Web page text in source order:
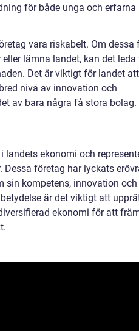
för både unga och erfarna
vara riskabelt. Om dessa
lämna landet, kan det
Det är viktigt för landet att
nivå av innovation och
av bara några få stora bolag.
landets ekonomi och
företag har lyckats
sin kompetens, innovation och
är det viktigt att
ekonomi för att